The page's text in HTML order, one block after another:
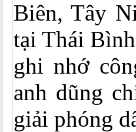
Biên, Tây
tại Thái
ghi nhớ
anh dũng
giải phóng